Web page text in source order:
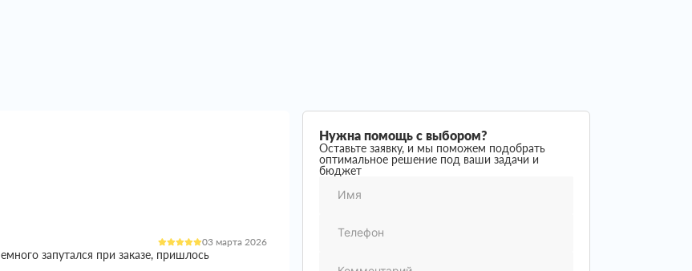
03 марта 2026
запутался при заказе, пришлось
Нужна помощь с выбором?
Оставьте заявку, и мы поможем подобрать
оптимальное решение под ваши задачи и
бюджет